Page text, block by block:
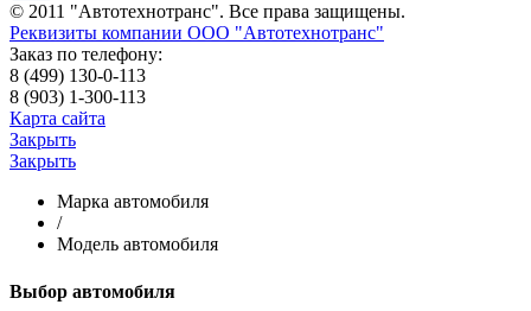
© 2011 "Автотехнотранс". Все права защищены.
Реквизиты компании ООО "Автотехнотранс"
Заказ по телефону:
8 (499) 130-0-113
8 (903) 1-300-113
Карта сайта
Закрыть
Закрыть
Марка автомобиля
/
Модель автомобиля
Выбор автомобиля